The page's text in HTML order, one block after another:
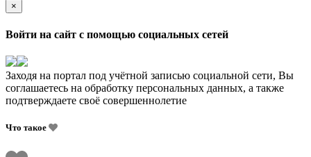
×
Войти на сайт с помощью социальных сетей
Заходя на портал под учётной записью социальной сети, Вы
соглашаетесь на обработку персональных данных, а также
подтверждаете своё совершеннолетие
Что такое